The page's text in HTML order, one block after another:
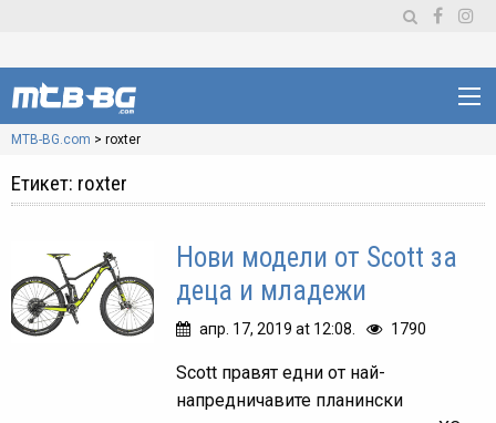
MTB-BG.com > roxter
Етикет: roxter
Нови модели от Scott за
деца и младежи
апр. 17, 2019 at 12:08. 1790
Scott правят едни от най-
напредничавите планински